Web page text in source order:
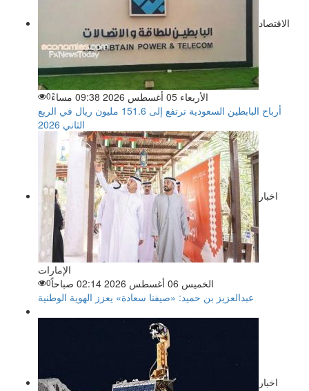
الاقتصاد
الأربعاء 05 أغسطس 2026 09:38 مساءً 0
أرباح البابطين السعودية ترتفع إلى 151.6 مليون ريال في الربع
الثاني 2026
اخبار
الإمارات
الخميس 06 أغسطس 2026 02:14 صباحاً
0
عبدالعزيز بن حميد: «صيفنا سعادة» يعزز الهوية الوطنية
اخبار